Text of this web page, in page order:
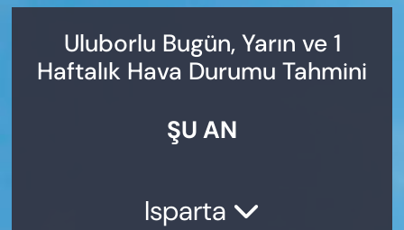
Uluborlu Bugün, Yarın ve 1
Haftalık Hava Durumu Tahmini
ŞU AN
Isparta
YENİ MEDYADA EMEK
GAZETECİLİĞİNİ GELİŞTİRMEK
Trafik Durumu
Süper Lig Puan Durumu ve Fikstür